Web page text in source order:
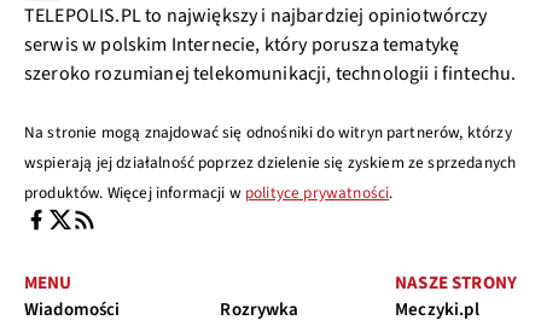
TELEPOLIS.PL to największy i najbardziej opiniotwórczy
serwis w polskim Internecie, który porusza tematykę
szeroko rozumianej telekomunikacji, technologii i fintechu.
Na stronie mogą znajdować się odnośniki do witryn partnerów, którzy
wspierają jej działalność poprzez dzielenie się zyskiem ze sprzedanych
produktów. Więcej informacji w polityce prywatności.
MENU
Wiadomości
Rozrywka
NASZE STRONY
Meczyki.pl